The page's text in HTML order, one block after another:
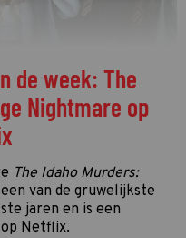
de week: The
Nightmare op
The Idaho Murders:
van de gruwelijkste
jaren en is een
Netflix.